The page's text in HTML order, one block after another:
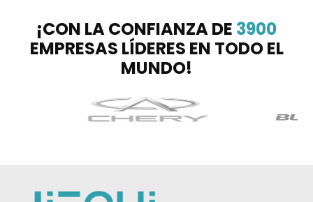
¡CON LA CONFIANZA DE 3900
EMPRESAS LÍDERES EN TODO EL
MUNDO!